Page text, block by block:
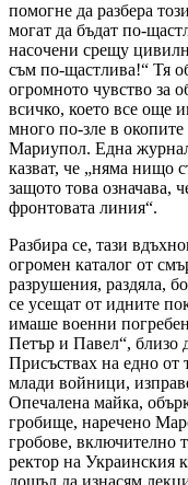
помогне да разбера
могат да бъдат по-
насочени срещу
съм по-щастлива!“ Тя
огромното чувство за
всичко, което все още
много по-зле в
Мариупол. Една
казват, че „няма нищо
защото това означава,
фронтовата линия“.
Разбира се, тази
огромен каталог от
разрушения, раздяла,
се усещат от идните
имаше военни
Петър и Павел“, близо
Присъствах на едно от
млади войници,
Опечалена майка,
гробище, наречено
гробове, включително
ректор на Украинския
дошъл да изнасям